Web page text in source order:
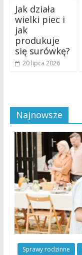
Jak działa
wielki piec i
jak
produkuje
się surówkę?
20 lipca 2026
Najnowsze
Sprawy rodzinne